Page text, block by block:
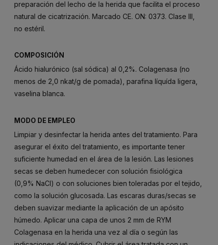
preparación del lecho de la herida que facilita el proceso
natural de cicatrización. Marcado CE. ON: 0373. Clase III,
no estéril.
COMPOSICIÓN
Ácido hialurónico (sal sódica) al 0,2%. Colagenasa (no
menos de 2,0 nkat/g de pomada), parafina líquída ligera,
vaselina blanca.
MODO DE EMPLEO
Limpiar y desinfectar la herida antes del tratamiento. Para
asegurar el éxito del tratamiento, es importante tener
suficiente humedad en el área de la lesión. Las lesiones
secas se deben humedecer con solución fisiológica
(0,9% NaCI) o con soluciones bien toleradas por el tejido,
como la solución glucosada. Las escaras duras/secas se
deben suavizar mediante la aplicación de un apósito
húmedo. Aplicar una capa de unos 2 mm de RYM
Colagenasa en la herida una vez al día o según las